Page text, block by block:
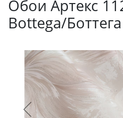
Обои Артекс
Bottega/Боттега